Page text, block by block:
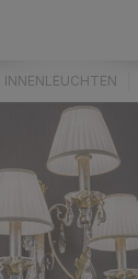
INNENLEUCHTEN